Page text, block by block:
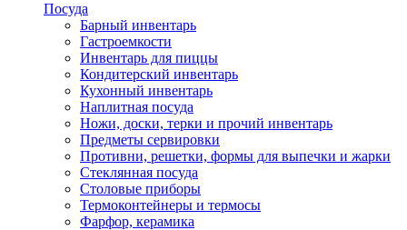
Посуда
Барный инвентарь
Гастроемкости
Инвентарь для пиццы
Кондитерский инвентарь
Кухонный инвентарь
Наплитная посуда
Ножи, доски, терки и прочий инвентарь
Предметы сервировки
Противни, решетки, формы для выпечки и жарки
Стеклянная посуда
Столовые приборы
Термоконтейнеры и термосы
Фарфор, керамика